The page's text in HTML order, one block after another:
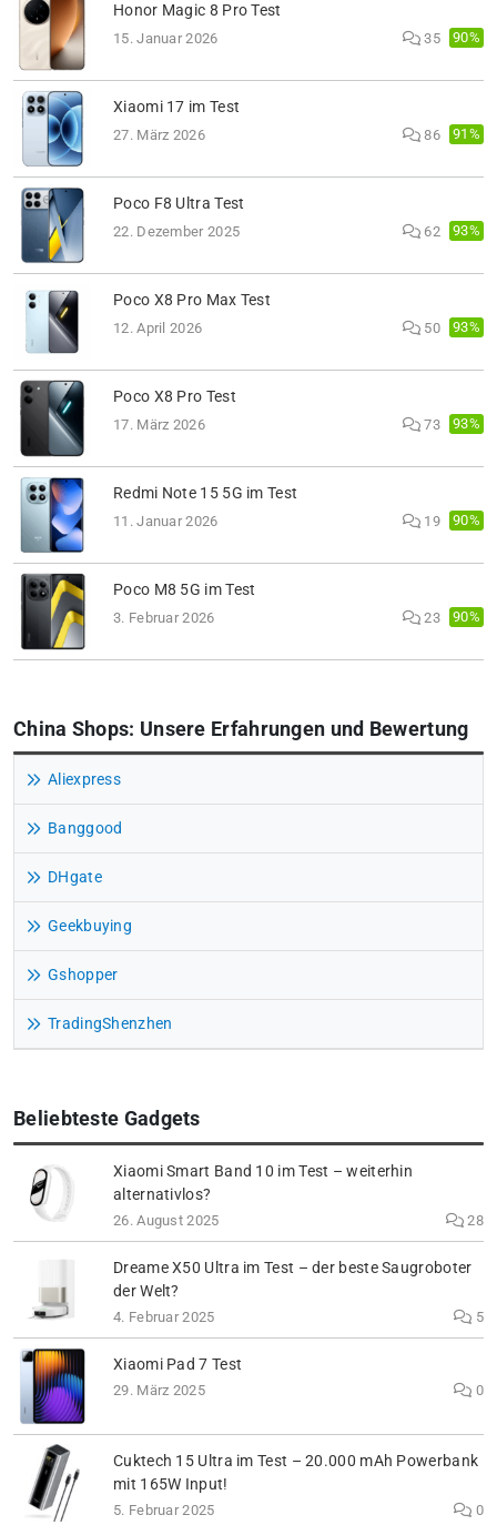
Honor Magic 8 Pro Test
15. Januar 2026 35 90%
Xiaomi 17 im Test
27. März 2026 86 91%
Poco F8 Ultra Test
22. Dezember 2025 62 93%
Poco X8 Pro Max Test
12. April 2026 50 93%
Poco X8 Pro Test
17. März 2026 73 93%
Redmi Note 15 5G im Test
11. Januar 2026 19 90%
Poco M8 5G im Test
3. Februar 2026 23 90%
China Shops: Unsere Erfahrungen und Bewertung
Aliexpress
Banggood
DHgate
Geekbuying
Gshopper
TradingShenzhen
Beliebteste Gadgets
Xiaomi Smart Band 10 im Test – weiterhin
alternativlos?
26. August 2025 28
Dreame X50 Ultra im Test – der beste Saugroboter
der Welt?
4. Februar 2025 5
Xiaomi Pad 7 Test
29. März 2025 0
Cuktech 15 Ultra im Test – 20.000 mAh Powerbank
mit 165W Input!
5. Februar 2025 0